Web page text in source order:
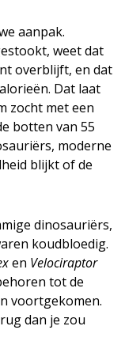
aanpak.
weet dat
overblijft, en dat
Dat laat
zocht met een
botten van 55
moderne
blijkt of de
dinosauriërs,
koudbloedig.
en Velociraptor
tot de
voortgekomen.
dan je zou